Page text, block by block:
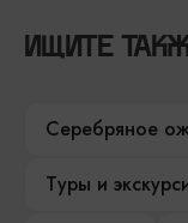
ИЩИТЕ
Серебряное
Туры и